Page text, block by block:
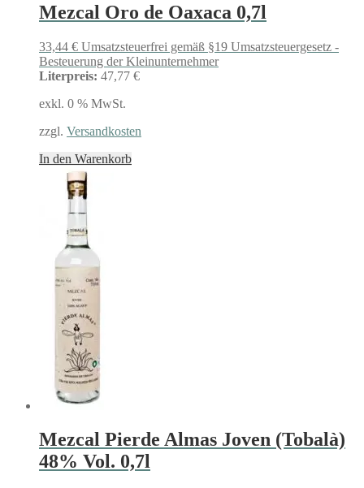
Mezcal Oro de Oaxaca 0,7l
33,44 € Umsatzsteuerfrei gemäß §19 Umsatzsteuergesetz -
Besteuerung der Kleinunternehmer
Literpreis: 47,77 €
exkl. 0 % MwSt.
zzgl. Versandkosten
In den Warenkorb
Mezcal Pierde Almas Joven (Tobalà)
48% Vol. 0,7l